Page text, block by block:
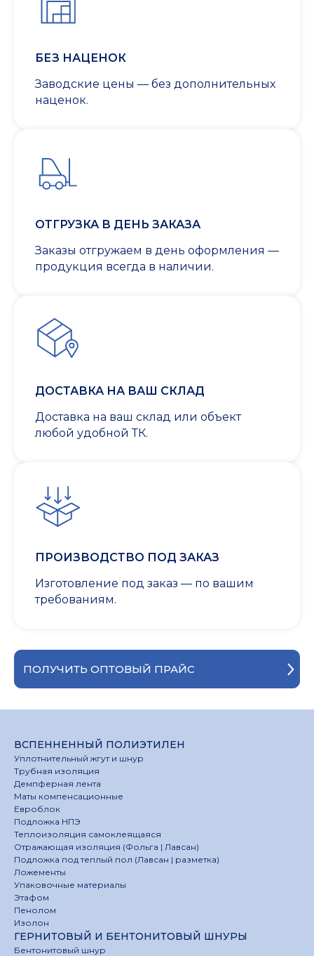
БЕЗ НАЦЕНОК
Заводские цены — без дополнительных
наценок.
ОТГРУЗКА В ДЕНЬ ЗАКАЗА
Заказы отгружаем в день оформления —
продукция всегда в наличии.
ДОСТАВКА НА ВАШ СКЛАД
Доставка на ваш склад или объект
любой удобной ТК.
ПРОИЗВОДСТВО ПОД ЗАКАЗ
Изготовление под заказ — по вашим
требованиям.
ПОЛУЧИТЬ ОПТОВЫЙ ПРАЙС
ВСПЕННЕННЫЙ ПОЛИЭТИЛЕН
Уплотнительный жгут и шнур
Трубная изоляция
Демпферная лента
Маты компенсационные
Евроблок
Подложка НПЭ
Теплоизоляция самоклеящаяся
Отражающая изоляция (Фольга | Лавсан)
Подложка под теплый пол (Лавсан | разметка)
Ложементы
Упаковочные материалы
Этафом
Пенолом
Изолон
ГЕРНИТОВЫЙ И БЕНТОНИТОВЫЙ ШНУРЫ
Бентонитовый шнур